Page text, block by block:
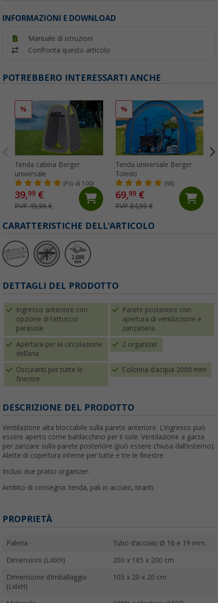
INFORMAZIONI E DOWNLOAD
Manuale di istruzioni
Confronta questo articolo
POTREBBERO INTERESSARTI ANCHE
%
Tenda cabina Berger
universale
(Più di 100)
39,99 €
PVP 49,99 €
%
Tenda universale Berger
Toledo
(68)
69,99€
PVP 84,99 €
CARATTERISTICHE DELL'ARTICOLO
DETTAGLI DEL PRODOTTO
Ingresso anteriore con
opzione di tettuccio
parasole
Parete posteriore con
apertura di ventilazione e
zanzariera
Apertura per la circolazione
dell’aria
2 organizer
Oscuranti per tutte le
finestre
Colonna d'acqua 2000 mm
DESCRIZIONE DEL PRODOTTO
Ventilazione alta bloccabile sulla parete anteriore. L'ingresso può
essere aperto come baldacchino per il sole. Ventilazione a garza
per zanzare sulla parete posteriore (può essere chiusa dall'esterno).
Alette di copertura interne per tutte e tre le finestre.
Inclusi due pratici organizer.
Ambito di consegna: tenda, pali in acciaio, tiranti.
PROPRIETÀ
Paleria Tubo d'acciaio Ø 16 e 19 mm.
Dimensioni (LxlxH) 200 x 185 x 200 cm
Dimensione d’imballaggio
(LxlxH)
105 x 20 x 20 cm